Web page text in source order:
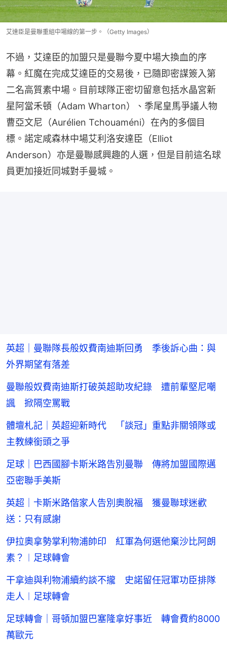
艾達臣是曼聯重組中場線的第一步。（Getty Images）
不過，艾達臣的加盟只是曼聯今夏中場大換血的序
幕。紅魔在完成艾達臣的交易後，已隨即密謀簽入第
二名高質素中場。目前球隊正密切留意包括水晶宮新
星阿當禾頓（Adam Wharton）、季尾皇馬爭議人物
曹亞文尼（Aurélien Tchouaméni）在內的多個目
標。諾定咸森林中場艾利洛安達臣（Elliot
Anderson）亦是曼聯感興趣的人選，但是目前這名球
員更加接近同城對手曼城。
英超｜曼聯隊長般奴費南迪斯回勇 季後訴心曲：與
外界期望有落差
曼聯般奴費南迪斯打破英超助攻紀錄 遭前輩堅尼嘲
諷 掀隔空罵戰
體壇札記｜英超迎新時代 「談冠」重點非關領隊或
主教練銜頭之爭
足球｜巴西國腳卡斯米路告別曼聯 傳將加盟國際邁
亞密聯手美斯
英超｜卡斯米路偕家人告別奧脫福 獲曼聯球迷歡
送：只有感謝
伊拉奧拿勢掌利物浦帥印 紅軍為何選他棄沙比阿朗
素？︱足球轉會
干拿迪與利物浦續約談不攏 史諾留任冠軍功臣排隊
走人︱足球轉會
足球轉會｜哥頓加盟巴塞隆拿好事近 轉會費約8000
萬歐元